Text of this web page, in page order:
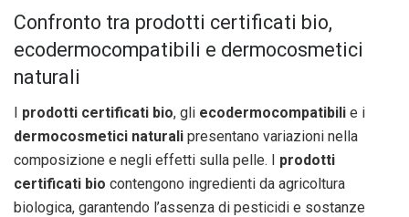
Confronto tra prodotti certificati bio,
ecodermocompatibili e dermocosmetici
naturali
I prodotti certificati bio, gli ecodermocompatibili e i
dermocosmetici naturali presentano variazioni nella
composizione e negli effetti sulla pelle. I prodotti
certificati bio contengono ingredienti da agricoltura
biologica, garantendo l’assenza di pesticidi e sostanze